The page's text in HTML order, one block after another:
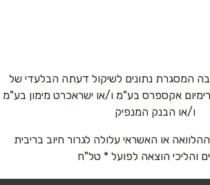
באתר
המסגרת נתונים לשיקול דעתה הבלעדי של
אקספרס בע"מ ו/או ישראכרט מימון בע"מ
ו/או הבנק המנפיק
או האשראי עלולה לגרור חיוב בריבית
והליכי הוצאה לפועל * טל"ח